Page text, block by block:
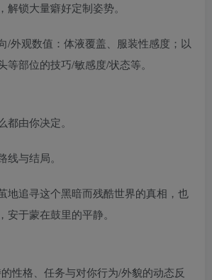
解锁大量癖好定制姿势。
/外观数值：体液覆盖、服装性感度；以
等部位的技巧/敏感度/状态等。
都由你决定。
与结局。
地追寻这个黑暗而残酷世界的真相，也
于蒙在鼓里的平静。
性格、任务与对你行为/外貌的动态反